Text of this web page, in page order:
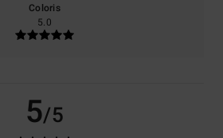
Coloris
5.0
5/5